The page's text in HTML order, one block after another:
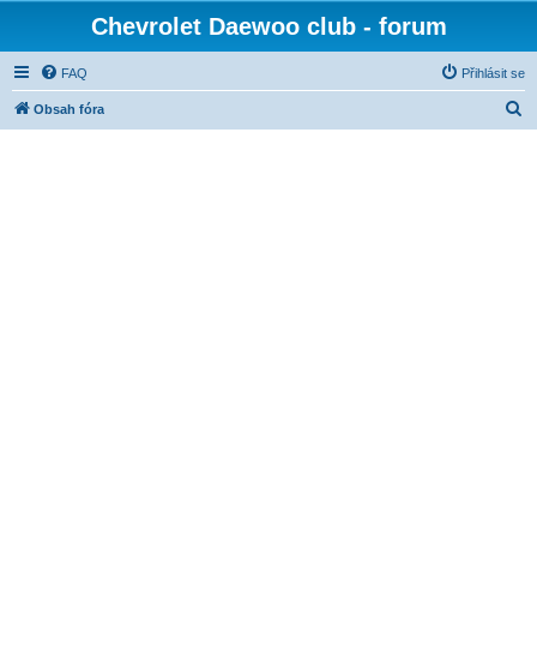
Chevrolet Daewoo club - forum
FAQ Přihlásit se
Obsah fóra